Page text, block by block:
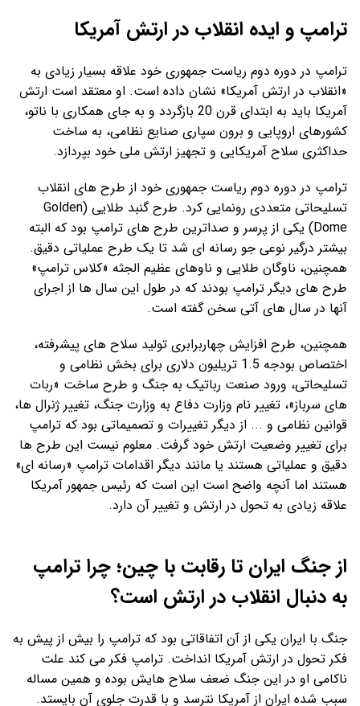
ترامپ و ایده انقلاب در ارتش آمریکا
ترامپ در دوره دوم ریاست جمهوری خود علاقه بسیار زیادی به
«انقلاب در ارتش آمریکا» نشان داده است. او معتقد است ارتش
آمریکا باید به ابتدای قرن 20 بازگردد و به جای همکاری با ناتو،
کشورهای اروپایی و برون سپاری صنایع نظامی، به ساخت
حداکثری سلاح آمریکایی و تجهیز ارتش ملی خود بپردازد.
ترامپ در دوره دوم ریاست جمهوری خود از طرح های انقلاب
تسلیحاتی متعددی رونمایی کرد. طرح گنبد طلایی (Golden
Dome) یکی از پرسر و صداترین طرح های ترامپ بود که البته
بیشتر درگیر نوعی جو رسانه ای شد تا یک طرح عملیاتی دقیق.
همچنین، ناوگان طلایی و ناوهای عظیم الجثه «کلاس ترامپ»
طرح های دیگر ترامپ بودند که در طول این سال ها از اجرای
آنها در سال های آتی سخن گفته است.
همچنین، طرح افزایش چهاربرابری تولید سلاح های پیشرفته،
اختصاص بودجه 1.5 تریلیون دلاری برای بخش نظامی و
تسلیحاتی، ورود صنعت رباتیک به جنگ و طرح ساخت «ربات
های سرباز»، تغییر نام وزارت دفاع به وزارت جنگ، تغییر ژنرال ها،
قوانین نظامی و ... از دیگر تغییرات و تصمیماتی بود که ترامپ
برای تغییر وضعیت ارتش خود گرفت. معلوم نیست این طرح ها
دقیق و عملیاتی هستند یا مانند دیگر اقدامات ترامپ «رسانه ای»
هستند اما آنچه واضح است این است که رئیس جمهور آمریکا
علاقه زیادی به تحول در ارتش و تغییر آن دارد.
از جنگ ایران تا رقابت با چین؛ چرا ترامپ
به دنبال انقلاب در ارتش است؟
جنگ با ایران یکی از آن اتفاقاتی بود که ترامپ را بیش از پیش به
فکر تحول در ارتش آمریکا انداخت. ترامپ فکر می کند علت
ناکامی او در این جنگ ضعف سلاح هایش بوده و همین مساله
سبب شده ایران از آمریکا نترسد و با قدرت جلوی آن بایستد.